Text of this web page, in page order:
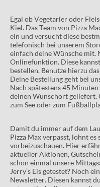
Egal ob Vegetarier oder
Kiel. Das Team von Pizza
ein und versucht diese
telefonisch bei unserem
einfach deine Wünsche mit.
Onlinefunktion. Diese
bestellen. Benutze hierzu
Deine Bestellung geht bei
Nach spätestens 45
deinen Wunschort geliefert.
zum See oder zum
Damit du immer auf dem
Pizza Max verpasst, lohnt es
vorbeizuschauen. Hier
aktueller Aktionen,
schon einmal unsere
Jerry’s Eis getestet? Noch
Newsletter. Diesen kannst